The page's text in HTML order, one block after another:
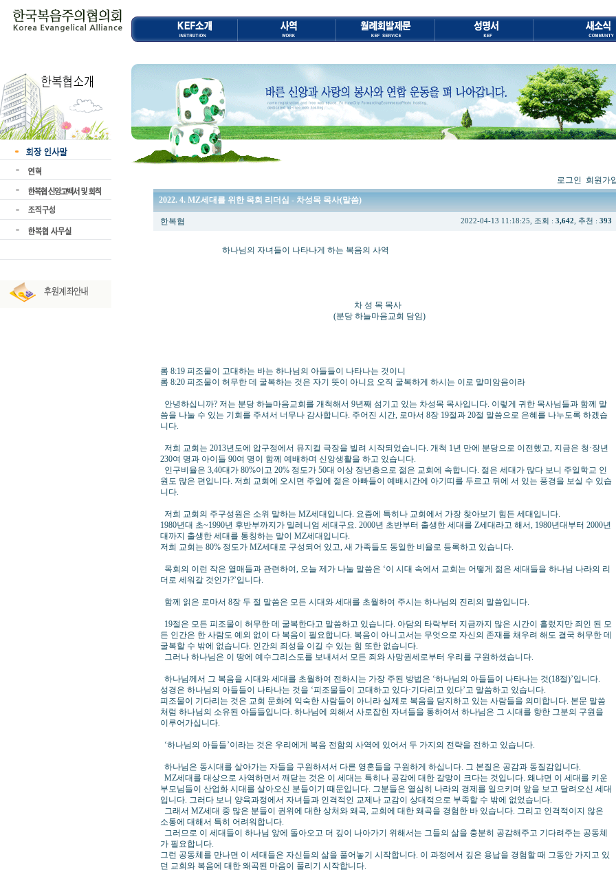
로그인 회원가
2022. 4. MZ세대를 위한 목회 리더십 - 차성목 목사(말씀)
한복협 2022-04-13 11:18:25, 조회 : 3,642 , 추천 : 393
하나님의 자녀들이 나타나게 하는 복음의 사역
차 성 목 목사
(분당 하늘마음교회 담임)
롬 8:19 피조물이 고대하는 바는 하나님의 아들들이 나타나는 것이니
롬 8:20 피조물이 허무한 데 굴복하는 것은 자기 뜻이 아니요 오직 굴복하게 하시는 이로 말미암음이라
안녕하십니까? 저는 분당 하늘마음교회를 개척해서 9년째 섬기고 있는 차성목 목사입니다. 이렇게 귀한 목사님들과 함께 말
씀을 나눌 수 있는 기회를 주셔서 너무나 감사합니다. 주어진 시간, 로마서 8장 19절과 20절 말씀으로 은혜를 나누도록 하겠습
니다.
저희 교회는 2013년도에 압구정에서 뮤지컬 극장을 빌려 시작되었습니다. 개척 1년 만에 분당으로 이전했고, 지금은 청·장년
230여 명과 아이들 90여 명이 함께 예배하며 신앙생활을 하고 있습니다.
인구비율은 3,40대가 80%이고 20% 정도가 50대 이상 장년층으로 젊은 교회에 속합니다. 젊은 세대가 많다 보니 주일학교 인
원도 많은 편입니다. 저희 교회에 오시면 주일에 젊은 아빠들이 예배시간에 아기띠를 두르고 뒤에 서 있는 풍경을 보실 수 있습
니다.
저희 교회의 주구성원은 소위 말하는 MZ세대입니다. 요즘에 특히나 교회에서 가장 찾아보기 힘든 세대입니다.
1980년대 초~1990년 후반부까지가 밀레니엄 세대구요. 2000년 초반부터 출생한 세대를 Z세대라고 해서, 1980년대부터 2000년
대까지 출생한 세대를 통칭하는 말이 MZ세대입니다.
저희 교회는 80% 정도가 MZ세대로 구성되어 있고, 새 가족들도 동일한 비율로 등록하고 있습니다.
목회의 이런 작은 열매들과 관련하여, 오늘 제가 나눌 말씀은 ‘이 시대 속에서 교회는 어떻게 젊은 세대들을 하나님 나라의 리
더로 세워갈 것인가?’입니다.
함께 읽은 로마서 8장 두 절 말씀은 모든 시대와 세대를 초월하여 주시는 하나님의 진리의 말씀입니다.
19절은 모든 피조물이 허무한 데 굴복한다고 말씀하고 있습니다. 아담의 타락부터 지금까지 많은 시간이 흘렀지만 죄인 된 모
든 인간은 한 사람도 예외 없이 다 복음이 필요합니다. 복음이 아니고서는 무엇으로 자신의 존재를 채우려 해도 결국 허무한 데
굴복할 수 밖에 없습니다. 인간의 죄성을 이길 수 있는 힘 또한 없습니다.
그러나 하나님은 이 땅에 예수그리스도를 보내셔서 모든 죄와 사망권세로부터 우리를 구원하셨습니다.
하나님께서 그 복음을 시대와 세대를 초월하여 전하시는 가장 주된 방법은 ‘하나님의 아들들이 나타나는 것(18절)’입니다.
성경은 하나님의 아들들이 나타나는 것을 ‘피조물들이 고대하고 있다·기다리고 있다’고 말씀하고 있습니다.
피조물이 기다리는 것은 교회 문화에 익숙한 사람들이 아니라 실제로 복음을 담지하고 있는 사람들을 의미합니다. 본문 말씀
처럼 하나님의 소유된 아들들입니다. 하나님에 의해서 사로잡힌 자녀들을 통하여서 하나님은 그 시대를 향한 그분의 구원을
이루어가십니다.
‘하나님의 아들들’이라는 것은 우리에게 복음 전함의 사역에 있어서 두 가지의 전략을 전하고 있습니다.
하나님은 동시대를 살아가는 자들을 구원하셔서 다른 영혼들을 구원하게 하십니다. 그 본질은 공감과 동질감입니다.
MZ세대를 대상으로 사역하면서 깨닫는 것은 이 세대는 특히나 공감에 대한 갈망이 크다는 것입니다. 왜냐면 이 세대를 키운
부모님들이 산업화 시대를 살아오신 분들이기 때문입니다. 그분들은 열심히 나라의 경제를 일으키며 앞을 보고 달려오신 세대
입니다. 그러다 보니 양육과정에서 자녀들과 인격적인 교제나 교감이 상대적으로 부족할 수 밖에 없었습니다.
그래서 MZ세대 중 많은 분들이 권위에 대한 상처와 왜곡, 교회에 대한 왜곡을 경험한 바 있습니다. 그리고 인격적이지 않은
소통에 대해서 특히 어려워합니다.
그러므로 이 세대들이 하나님 앞에 돌아오고 더 깊이 나아가기 위해서는 그들의 삶을 충분히 공감해주고 기다려주는 공동체
가 필요합니다.
그런 공동체를 만나면 이 세대들은 자신들의 삶을 풀어놓기 시작합니다. 이 과정에서 깊은 용납을 경험할 때 그동안 가지고 있
던 교회와 복음에 대한 왜곡된 마음이 풀리기 시작합니다.